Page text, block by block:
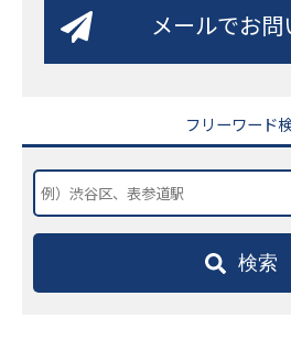
メールでお問
フリーワード
検索